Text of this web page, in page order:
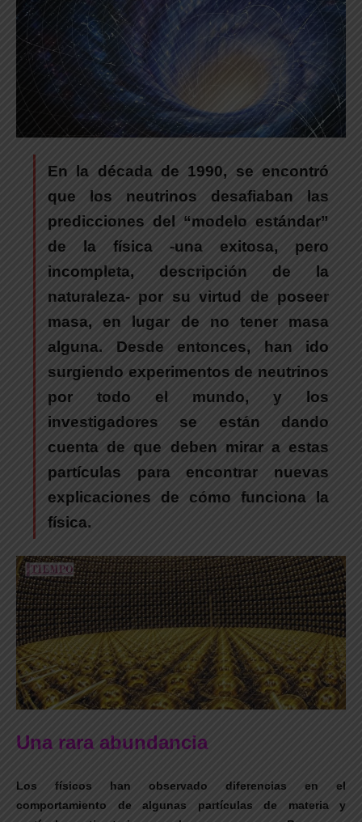
En la década de 1990, se encontró
que los neutrinos desafiaban las
predicciones del “modelo estándar”
de la física -una exitosa, pero
incompleta, descripción de la
naturaleza- por su virtud de poseer
masa, en lugar de no tener masa
alguna. Desde entonces, han ido
surgiendo experimentos de neutrinos
por todo el mundo, y los
investigadores se están dando
cuenta de que deben mirar a estas
partículas para encontrar nuevas
explicaciones de cómo funciona la
física.
Una rara abundancia
Los físicos han observado diferencias en el
comportamiento de algunas partículas de materia y